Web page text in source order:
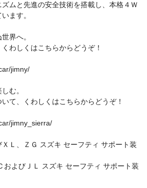
ムと先進の安全技術を搭載し、本格４Ｗ
ます。
界へ。
わしくはこちらからどうぞ！
jimny/
む。
て、くわしくはこちらからどうぞ！
jimny_sierra/
Ｌ、ＺＧ スズキ セーフティ サポート装
よびＪＬ スズキ セーフティ サポート装